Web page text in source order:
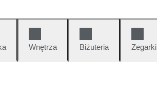
Wnętrza Biżuteria Zegarki